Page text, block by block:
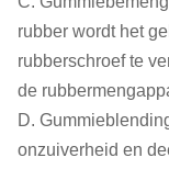
rubber wordt het
rubberschroef te
de
D.
onzuiverheid en